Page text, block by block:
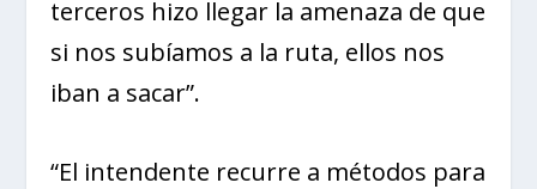
terceros hizo llegar la amenaza de que
si nos subíamos a la ruta, ellos nos
iban a sacar”.
“El intendente recurre a métodos para